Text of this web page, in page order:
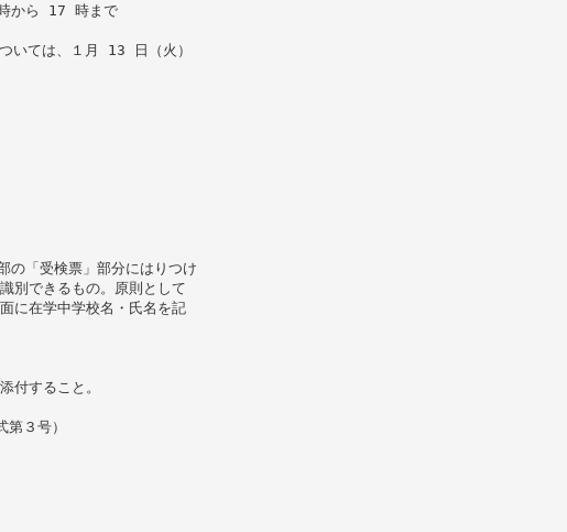
から 17 時まで
いては、１月 13 日（火）
「受検票」部分にはりつけ
別できるもの。原則として
に在学中学校名・氏名を記
付すること。
３号）